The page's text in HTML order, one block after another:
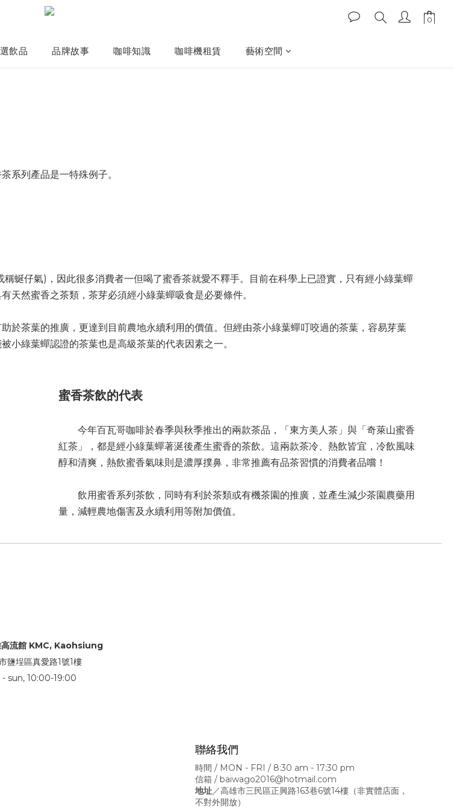
飲品 品牌故事 咖啡知識 咖啡機租賃 藝術空間
列產品是一特殊例子。
仔氣)，因此很多消費者一但喝了蜜香茶就愛不釋手。目前在科學上已證實，只有經小綠葉蟬
天然蜜香之茶類，茶芽必須經小綠葉蟬吸食是必要條件。
茶葉的推廣，更達到目前農地永續利用的價值。但經由茶小綠葉蟬叮咬過的茶葉，容易芽葉
小綠葉蟬認證的茶葉也是高級茶葉的代表因素之一。
蜜香茶飲的代表
今年百瓦哥咖啡於春季與秋季推出的兩款茶品，「東方美人茶」與「奇萊山蜜香
紅茶」，都是經小綠葉蟬著涎後產生蜜香的茶飲。這兩款茶冷、熱飲皆宜，冷飲風味
醇和清爽，熱飲蜜香氣味則是濃厚撲鼻，非常推薦有品茶習慣的消費者品嚐！
飲用蜜香系列茶飲，同時有利於茶類或有機茶園的推廣，並產生減少茶園農藥用
量，減輕農地傷害及永續利用等附加價值。
高流館 KMC, Kaohsiung
鹽埕區真愛路1號1樓
- sun, 10:00-19:00
聯絡我們
時間 / MON - FRI / 8:30 am - 17:30 pm
信箱 / baiwago2016@hotmail.com
地址／高雄市三民區正興路163巷6號14樓 （非實體店面，
不對外開放）